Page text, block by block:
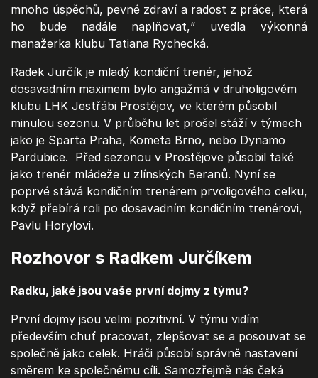
mnoho úspěchů, pevné zdraví a radost z práce, která
ho bude nadále naplňovat,“ uvedla výkonná
manažerka klubu Tatiana Rychecká.
Radek Jurčík je mladý kondiční trenér, jehož
dosavadním maximem bylo angažmá v druholigovém
klubu LHK Jestřábi Prostějov, ve kterém působil
minulou sezonu. V průběhu let prošel stáží v týmech
jako je Sparta Praha, Kometa Brno, nebo Dynamo
Pardubice. Před sezonou v Prostějove působil také
jako trenér mládeže u zlínských Beranů. Nyní se
poprvé stává kondičním trenérem prvoligového celku,
když přebírá roli po dosavadním kondičním trenérovi,
Pavlu Horylovi.
Rozhovor s Radkem Jurčíkem
Radku, jaké jsou vaše první dojmy z týmu?
První dojmy jsou velmi pozitivní. V týmu vidím
především chuť pracovat, zlepšovat se a posouvat se
společně jako celek. Hráči působí správně nastavení
směrem ke společnému cíli. Samozřejmě nás čeká